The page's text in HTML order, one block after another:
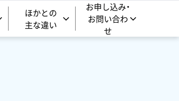
ほかとの
主な違い
お申し込み・
お問い合わ
せ